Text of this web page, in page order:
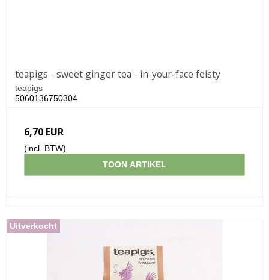
teapigs - sweet ginger tea - in-your-face feisty
teapigs
5060136750304
6,70 EUR
(incl. BTW)
TOON ARTIKEL
Uitverkocht